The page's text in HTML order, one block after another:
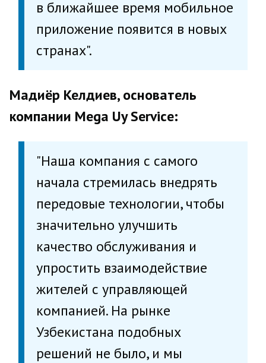
в ближайшее время мобильное
приложение появится в новых
странах".
Мадиёр Келдиев, основатель
компании Mega Uy Service:
"Наша компания с самого
начала стремилась внедрять
передовые технологии, чтобы
значительно улучшить
качество обслуживания и
упростить взаимодействие
жителей с управляющей
компанией. На рынке
Узбекистана подобных
решений не было, и мы